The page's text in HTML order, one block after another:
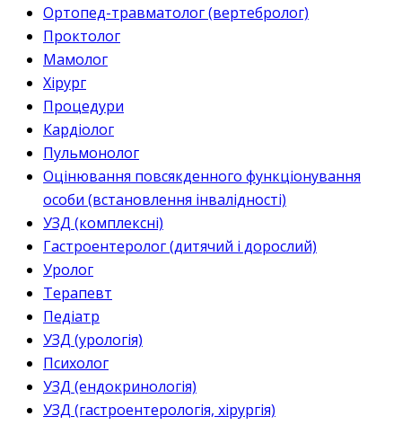
Ортопед-травматолог (вертебролог)
Проктолог
Мамолог
Хірург
Процедури
Кардіолог
Пульмонолог
Оцінювання повсякденного функціонування
особи (встановлення інвалідності)
УЗД (комплексні)
Гастроентеролог (дитячий і дорослий)
Уролог
Терапевт
Педіатр
УЗД (урологія)
Психолог
УЗД (ендокринологія)
УЗД (гастроентерологія, хірургія)